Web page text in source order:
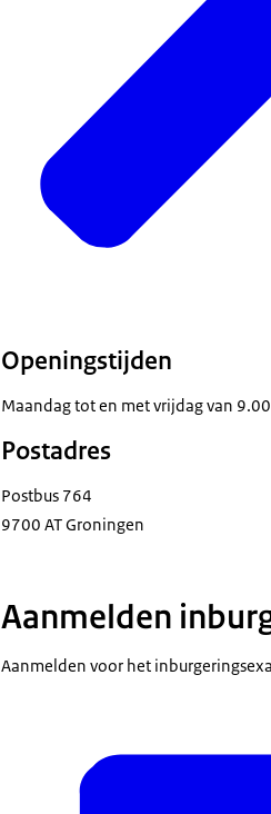
Openingstijden
Maandag tot en met vrijdag van
Postadres
Postbus 764
9700 AT Groningen
Aanmelden
Aanmelden voor het